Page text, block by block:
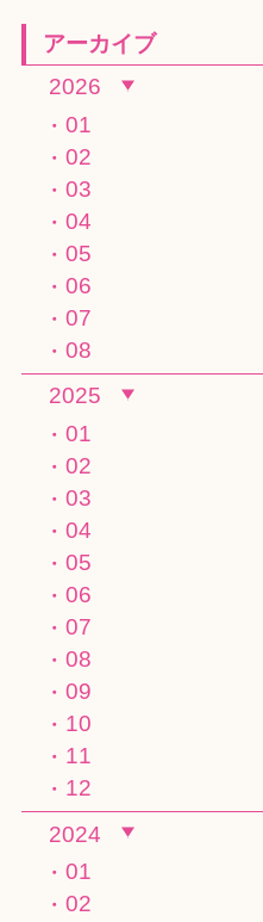
アーカイブ
2026
01
02
03
04
05
06
07
08
2025
01
02
03
04
05
06
07
08
09
10
11
12
2024
01
02